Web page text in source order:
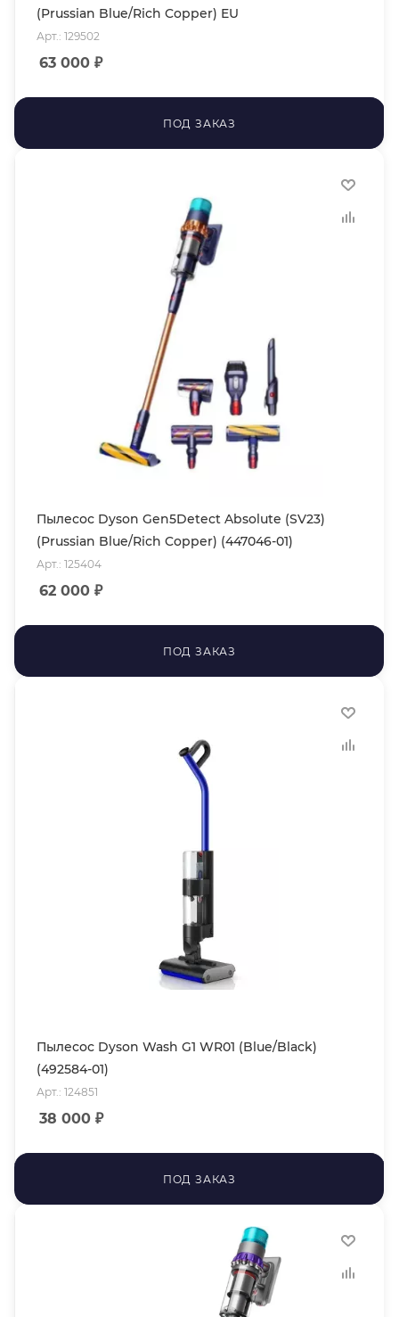
(Prussian Blue/Rich Copper) EU
Арт.: 129502
63 000 ₽
ПОД ЗАКАЗ
Пылесос Dyson Gen5Detect Absolute (SV23)
(Prussian Blue/Rich Copper) (447046-01)
Арт.: 125404
62 000 ₽
ПОД ЗАКАЗ
Пылесос Dyson Wash G1 WR01 (Blue/Black)
(492584-01)
Арт.: 124851
38 000 ₽
ПОД ЗАКАЗ